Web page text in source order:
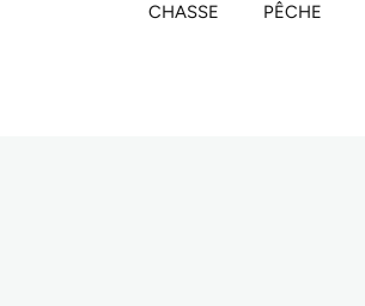
CHASSE PÊCHE